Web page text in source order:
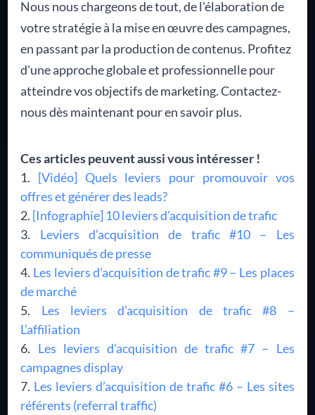
Nous nous chargeons de tout, de l'élaboration de
votre stratégie à la mise en œuvre des campagnes,
en passant par la production de contenus. Profitez
d'une approche globale et professionnelle pour
atteindre vos objectifs de marketing. Contactez-
nous dès maintenant pour en savoir plus.
Ces articles peuvent aussi vous intéresser !
[Vidéo] Quels leviers pour promouvoir vos
offres et générer des leads?
[Infographie] 10 leviers d’acquisition de trafic
Leviers d’acquisition de trafic #10 – Les
communiqués de presse
Les leviers d’acquisition de trafic #9 – Les places
de marché
Les leviers d’acquisition de trafic #8 –
L’affiliation
Les leviers d’acquisition de trafic #7 – Les
campagnes display
Les leviers d’acquisition de trafic #6 – Les sites
référents (referral traffic)